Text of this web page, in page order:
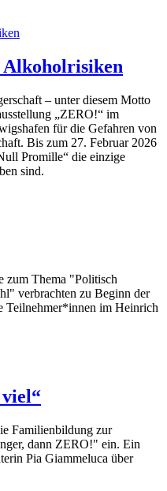
– unter diesem Motto
„ZERO!“ im
für die Gefahren von
Bis zum 27. Februar 2026
Promille“ die einzige
sind.
zum Thema "Politisch
verbrachten zu Beginn der
Teilnehmer*innen im Heinrich
Familienbildung zur
dann ZERO!" ein. Ein
Pia Giammeluca über